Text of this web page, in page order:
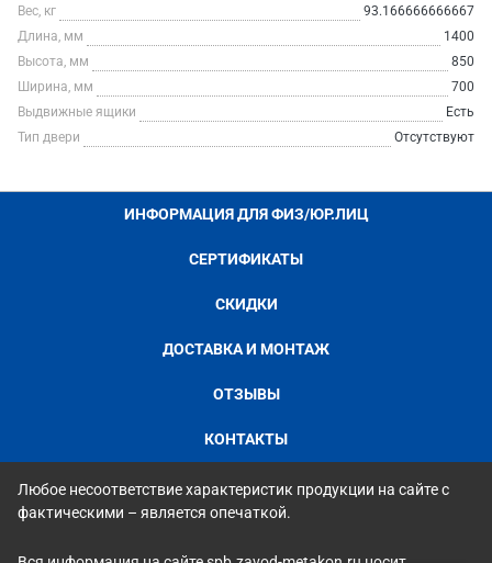
Вес, кг
93.166666666667
Длина, мм
1400
Высота, мм
850
Ширина, мм
700
Выдвижные ящики
Есть
Тип двери
Отсутствуют
ИНФОРМАЦИЯ ДЛЯ ФИЗ/ЮР.ЛИЦ
СЕРТИФИКАТЫ
СКИДКИ
ДОСТАВКА И МОНТАЖ
ОТЗЫВЫ
КОНТАКТЫ
Любое несоответствие характеристик продукции на сайте с
фактическими – является опечаткой.